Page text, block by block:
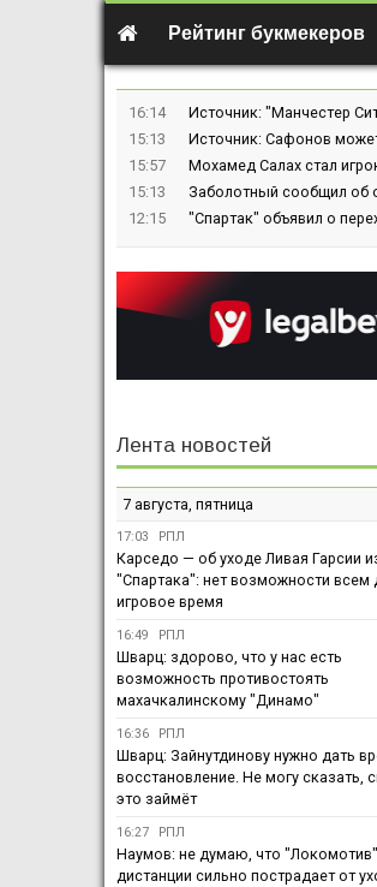
Рейтинг букмекеров
16:14
Источник: "Манчестер
15:13
Источник: Сафонов
15:57
Мохамед Салах стал
15:13
Заболотный сообщил об
12:15
"Спартак" объявил о
Лента новостей
7 августа, пятница
17:03 РПЛ
Карседо — об уходе Ливая Гарсии
"Спартака": нет возможности всем
игровое время
16:49 РПЛ
Шварц: здорово, что у нас есть
возможность противостоять
махачкалинскому "Динамо"
16:36 РПЛ
Шварц: Зайнутдинову нужно дать
восстановление. Не могу сказать,
это займёт
16:27 РПЛ
Наумов: не думаю, что
дистанции сильно пострадает от